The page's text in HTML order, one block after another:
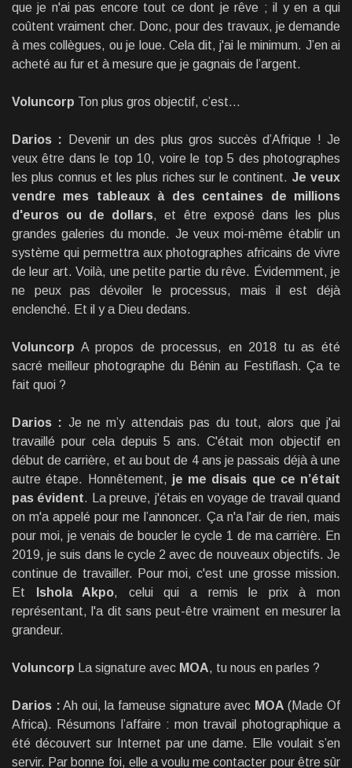
que je n'ai pas encore tout ce dont je rêve ; il y en a qui
coûtent vraiment cher. Donc, pour des travaux, je demande
à mes collègues, ou je loue. Cela dit, j'ai le minimum. J’en ai
acheté au fur et à mesure que je gagnais de l’argent.
Voluncorp Ton plus gros objectif, c’est…
Darios : Devenir un des plus gros succès d’Afrique ! Je
veux être dans le top 10, voire le top 5 des photographes
les plus connus et les plus riches sur le continent. Je veux
vendre mes tableaux à des centaines de millions
d'euros ou de dollars, et être exposé dans les plus
grandes galeries du monde. Je veux moi-même établir un
système qui permettra aux photographes africains de vivre
de leur art. Voilà, une petite partie du rêve. Évidemment, je
ne peux pas dévoiler le processus, mais il est déjà
enclenché. Et il y a Dieu dedans.
Voluncorp A propos de processus, en 2018 tu as été
sacré meilleur photographe du Bénin au Festiflash. Ça te
fait quoi ?
Darios : Je ne m’y attendais pas du tout, alors que j'ai
travaillé pour cela depuis 5 ans. C'était mon objectif en
début de carrière, et au bout de 4 ans je passais déjà à une
autre étape. Honnêtement, je me disais que ce n’était
pas évident. La preuve, j'étais en voyage de travail quand
on m'a appelé pour me l’annoncer. Ça n'a l'air de rien, mais
pour moi, je venais de boucler le cycle 1 de ma carrière. En
2019, je suis dans le cycle 2 avec de nouveaux objectifs. Je
continue de travailler. Pour moi, c'est une grosse mission.
Et
Ishola Akpo, celui qui a remis le prix à mon
représentant, l'a dit sans peut-être vraiment en mesurer la
grandeur.
Voluncorp La signature avec MOA, tu nous en parles ?
Darios : Ah oui, la fameuse signature avec MOA (Made Of
Africa). Résumons l’affaire : mon travail photographique a
été découvert sur Internet par une dame. Elle voulait s’en
servir. Par bonne foi, elle a voulu me contacter pour être sûr